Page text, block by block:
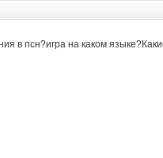
в псн?игра на каком